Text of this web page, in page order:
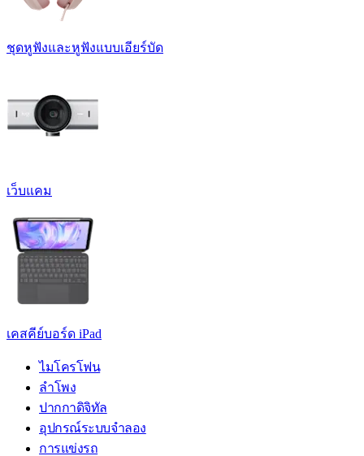
ชุดหูฟังและหูฟังแบบเอียร์บัด
เว็บแคม
เคสคีย์บอร์ด iPad
ไมโครโฟน
ลำโพง
ปากกาดิจิทัล
อุปกรณ์ระบบจำลอง
การแข่งรถ